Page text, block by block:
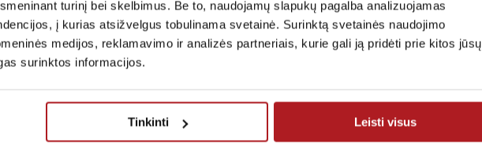
turinį bei skelbimus. Be to, naudojamų slapukų pagalba analizuojamas
į kurias atsižvelgus tobulinama svetainė. Surinktą svetainės naudojimo
medijos, reklamavimo ir analizės partneriais, kurie gali ją pridėti prie kitos jūsų
surinktos informacijos.
Tinkinti Leisti visus